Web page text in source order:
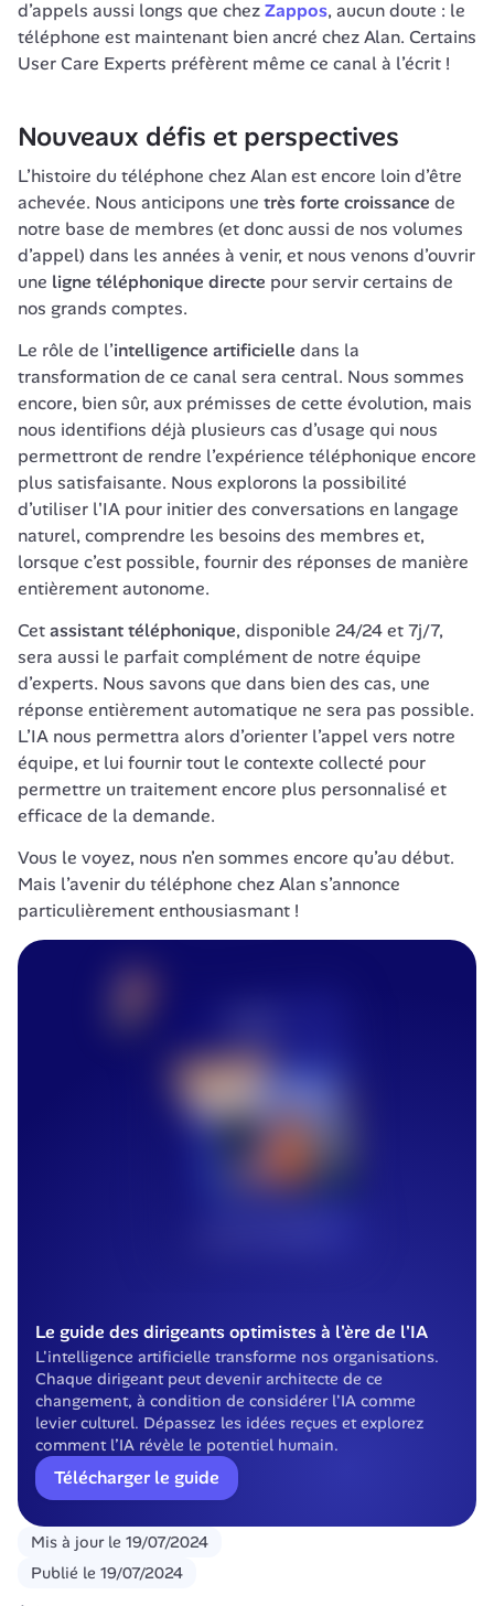
d’appels aussi longs que chez Zappos, aucun doute : le
téléphone est maintenant bien ancré chez Alan. Certains
User Care Experts préfèrent même ce canal à l’écrit !
Nouveaux défis et perspectives
L’histoire du téléphone chez Alan est encore loin d’être
achevée. Nous anticipons une très forte croissance de
notre base de membres (et donc aussi de nos volumes
d’appel) dans les années à venir, et nous venons d’ouvrir
une ligne téléphonique directe pour servir certains de
nos grands comptes.
Le rôle de l’intelligence artificielle dans la
transformation de ce canal sera central. Nous sommes
encore, bien sûr, aux prémisses de cette évolution, mais
nous identifions déjà plusieurs cas d’usage qui nous
permettront de rendre l’expérience téléphonique encore
plus satisfaisante. Nous explorons la possibilité
d’utiliser l'IA pour initier des conversations en langage
naturel, comprendre les besoins des membres et,
lorsque c’est possible, fournir des réponses de manière
entièrement autonome.
Cet assistant téléphonique, disponible 24/24 et 7j/7,
sera aussi le parfait complément de notre équipe
d’experts. Nous savons que dans bien des cas, une
réponse entièrement automatique ne sera pas possible.
L’IA nous permettra alors d’orienter l’appel vers notre
équipe, et lui fournir tout le contexte collecté pour
permettre un traitement encore plus personnalisé et
efficace de la demande.
Vous le voyez, nous n’en sommes encore qu’au début.
Mais l’avenir du téléphone chez Alan s’annonce
particulièrement enthousiasmant !
Le guide des dirigeants optimistes à l'ère de l'IA
L'intelligence artificielle transforme nos organisations.
Chaque dirigeant peut devenir architecte de ce
changement, à condition de considérer l'IA comme
levier culturel. Dépassez les idées reçues et explorez
comment l’IA révèle le potentiel humain.
Télécharger le guide
Mis à jour le 19/07/2024
Publié le 19/07/2024